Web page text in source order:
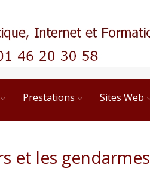
Prestations Sites Web
et les gendarmes